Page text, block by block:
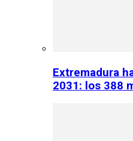
Extremadura
2031: los 388